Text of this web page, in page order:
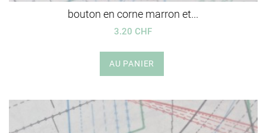
bouton en corne marron et...
3.20 CHF
AU PANIER